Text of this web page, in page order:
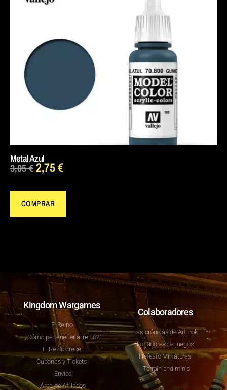
Metal Azul
3,05€2,75€
COMPRAR
Kingdom Wargames
El Reino
¿Cómo pertenecer al reino?
El Reino crece
Cupones y Tickets
Envíos
Área de Afiliados
Colaboradores
Las crónicas de Arturok
Forjadores de juegos
Hefesto Miniaturas
Terrain and minis